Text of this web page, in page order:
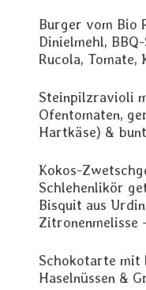
Burger vom Bio
Dinielmehl,
Rucola, Tomate,
Steinpilzravioli
Ofentomaten,
Hartkäse) &
Kokos-
Schlehenlikör
Bisquit aus
Zitronenmelisse
Schokotarte mit
Haselnüssen &